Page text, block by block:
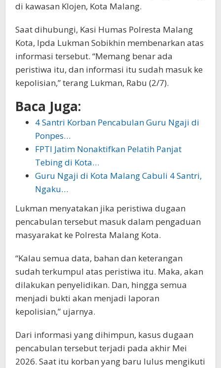
di kawasan Klojen, Kota Malang.
Saat dihubungi, Kasi Humas Polresta Malang
Kota, Ipda Lukman Sobikhin membenarkan atas
informasi tersebut. “Memang benar ada
peristiwa itu, dan informasi itu sudah masuk ke
kepolisian,” terang Lukman, Rabu (2/7).
Baca Juga:
4 Santri Korban Pencabulan Guru Ngaji di
Ponpes…
FPTI Jatim Nonaktifkan Pelatih Panjat
Tebing di Kota…
Guru Ngaji di Kota Malang Cabuli 4 Santri,
Ngaku…
Lukman menyatakan jika peristiwa dugaan
pencabulan tersebut masuk dalam pengaduan
masyarakat ke Polresta Malang Kota.
“Kalau semua data, bahan dan keterangan
sudah terkumpul atas peristiwa itu. Maka, akan
dilakukan penyelidikan. Dan, hingga semua
menjadi bukti akan menjadi laporan
kepolisian,” ujarnya.
Dari informasi yang dihimpun, kasus dugaan
pencabulan tersebut terjadi pada akhir Mei
2026. Saat itu korban yang baru lulus mengikuti